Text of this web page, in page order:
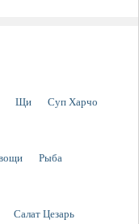
Щи
Суп Харчо
Рыба
Салат Цезарь